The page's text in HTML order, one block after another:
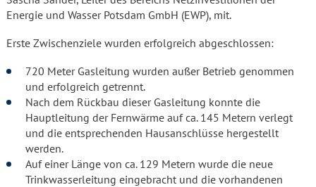
Energie und Wasser Potsdam GmbH (EWP), mit.
Erste Zwischenziele wurden erfolgreich abgeschlossen:
720 Meter Gasleitung wurden außer Betrieb genommen
und erfolgreich getrennt.
Nach dem Rückbau dieser Gasleitung konnte die
Hauptleitung der Fernwärme auf ca. 145 Metern verlegt
und die entsprechenden Hausanschlüsse hergestellt
werden.
Auf einer Länge von ca. 129 Metern wurde die neue
Trinkwasserleitung eingebracht und die vorhandenen